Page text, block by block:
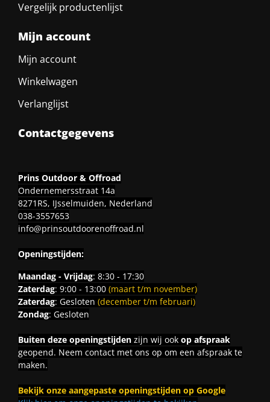
Vergelijk productenlijst
Mijn account
Mijn account
Winkelwagen
Verlanglijst
Contactgegevens
Prins Outdoor & Offroad
Ondernemersstraat 14a
8271RS, IJsselmuiden, Nederland
038-3557653
info@prinsoutdoorenoffroad.nl
Openingstijden:
Maandag - Vrijdag: 8:30 - 17:30
Zaterdag: 9:00 - 13:00 (maart t/m november)
Zaterdag: Gesloten (december t/m februari)
Zondag: Gesloten
Buiten deze openingstijdenzijn wij ook op afspraak
geopend. Neem contact met ons op om een afspraak te
maken.
Bekijk onze aangepaste openingstijden op Google